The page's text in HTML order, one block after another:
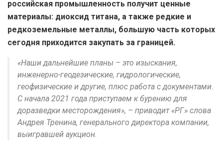
российская промышленность получит ценные
материалы: диоксид титана, а также редкие и
редкоземельные металлы, большую часть которых
сегодня приходится закупать за границей.
«Наши дальнейшие планы – это изыскания,
инженерно-геодезические, гидрологические,
геофизические и другие, плюс работа с документами.
С начала 2021 года приступаем к бурению для
доразведки месторождения», – приводит «РГ» слова
Андрея Тренина, генерального директора компании,
выигравшей аукцион.